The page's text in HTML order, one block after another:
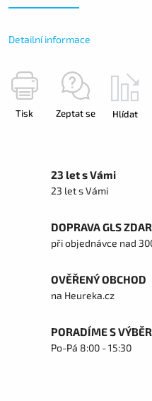
Detailní informace
Tisk Zeptat se Hlídat
23 let s Vámi
23 let s Vámi
DOPRAVA GLS
při objednávce nad
OVĚŘENÝ OBCHOD
na Heureka.cz
PORADÍME S
Po-Pá 8:00 - 15:30